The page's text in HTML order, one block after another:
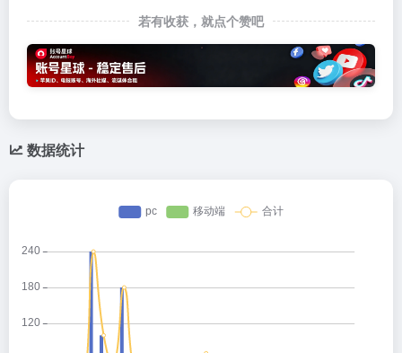
若有收获，就点个赞吧
数据统计